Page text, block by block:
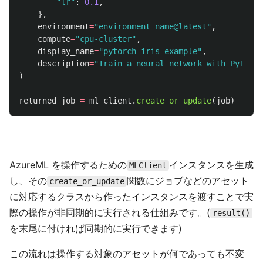
},
environment="environment_name@latest" ,
compute="cpu-cluster" ,
display_name="pytorch-iris-example" ,
description="Train a neural network with
)
returned_job = ml_client . create_or_update( job)
AzureML を操作するための MLClient インスタンスを生成
し、その create_or_update 関数にジョブなどのアセット
に対応するクラスから作ったインスタンスを渡すことで実
際の操作が非同期的に実行される仕組みです。( result()
を末尾に付ければ同期的に実行できます)
この流れは操作する対象のアセットが何であっても不変